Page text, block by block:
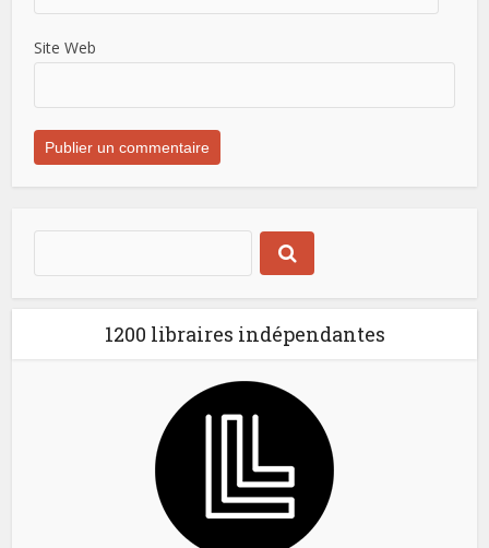
Site Web
1200 libraires indépendantes